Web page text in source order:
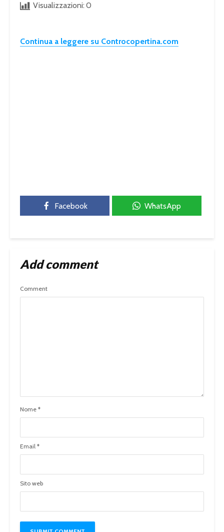
Visualizzazioni: 0
Continua a leggere su Controcopertina.com
Facebook WhatsApp
Add comment
Comment
Nome *
Email *
Sito web